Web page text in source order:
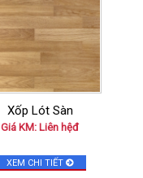
Xốp Lót Sàn
Giá KM: Liên hệđ
XEM CHI TIẾT